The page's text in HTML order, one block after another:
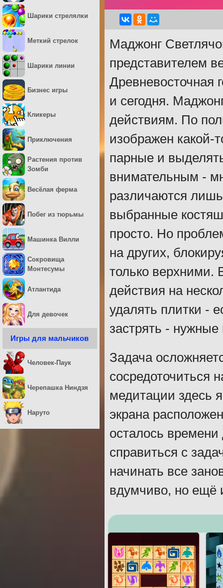
Маджонг
представителем
Древневосточная
и сегодня.
действиям. По
изображен какой-
парные и
внимательным -
различаются
выбранные
просто. Но
на других,
только верхними.
действия на
удалять плитки -
застрять - нужные
Задача
сосредоточиться
медитации здесь
экрана
осталось времени
справиться с
начинать все
вдумчиво, но ещё
Шарики стрелялки
Меткий стрелок
Шарики линии
Бизнес игры
Кликеры
Приключения
Растения против
Зомби
Весёлая ферма
Побег из тюрьмы
Машинка Вилли
Сокровища
Монтесумы
Атлантида
Для девочек
Игры для мальчиков
Человек-Паук
Черепашка Ниндзя
Наруто